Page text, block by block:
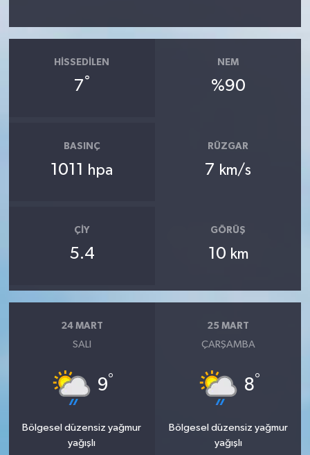
HISSEDILEN
7°
NEM
%90
BASINÇ
1011 hpa
RÜZGAR
7 km/s
ÇIY
5.4
GÖRÜŞ
10 km
24 MART
SALI
9°
Bölgesel düzensiz yağmur
yağışlı
25 MART
ÇARŞAMBA
8°
Bölgesel düzensiz yağmur
yağışlı